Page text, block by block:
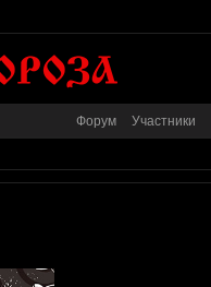
Форум Участники